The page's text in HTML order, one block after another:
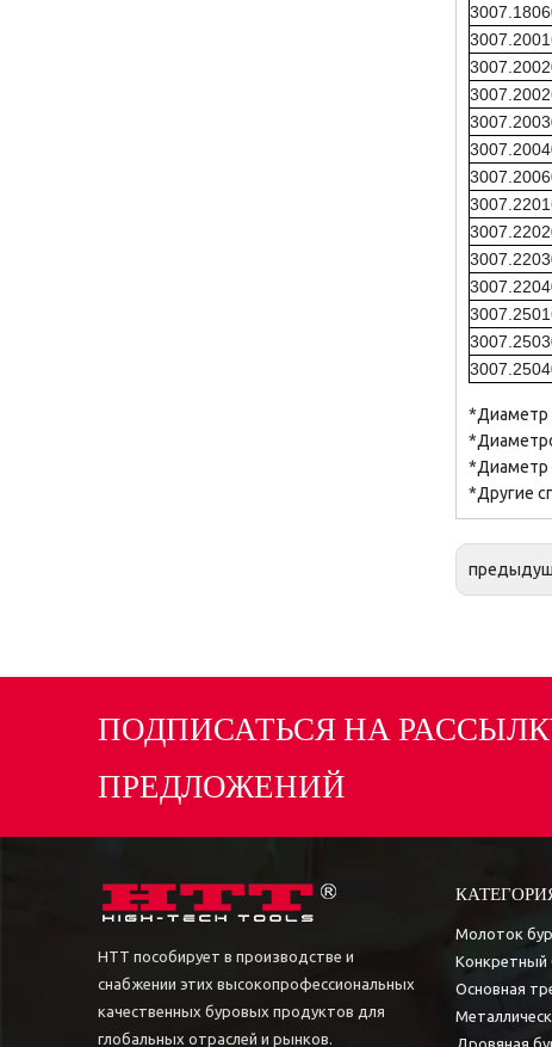
*Диаметр
*Диаметр
*Другие
ПОДПИСАТЬСЯ НА
ПРЕДЛОЖЕНИЙ
HTT пособирует в производстве и
снабжении этих высокопрофессиональных
качественных буровых продуктов для
глобальных отраслей и рынков.
Молоток
Конкретный
Основная
Дровяная